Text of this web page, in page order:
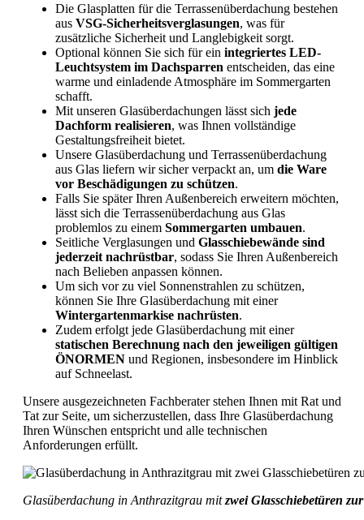
Die Glasplatten für die Terrassenüberdachung bestehen
aus VSG-Sicherheitsverglasungen, was für
zusätzliche Sicherheit und Langlebigkeit sorgt.
Optional können Sie sich für ein integriertes LED-
Leuchtsystem im Dachsparren entscheiden, das eine
warme und einladende Atmosphäre im Sommergarten
schafft.
Mit unseren Glasüberdachungen lässt sich jede
Dachform realisieren, was Ihnen vollständige
Gestaltungsfreiheit bietet.
Unsere Glasüberdachung und Terrassenüberdachung
aus Glas liefern wir sicher verpackt an, um die Ware
vor Beschädigungen zu schützen.
Falls Sie später Ihren Außenbereich erweitern möchten,
lässt sich die Terrassenüberdachung aus Glas
problemlos zu einem Sommergarten umbauen.
Seitliche Verglasungen und Glasschiebewände sind
jederzeit nachrüstbar, sodass Sie Ihren Außenbereich
nach Belieben anpassen können.
Um sich vor zu viel Sonnenstrahlen zu schützen,
können Sie Ihre Glasüberdachung mit einer
Wintergartenmarkise nachrüsten.
Zudem erfolgt jede Glasüberdachung mit einer
statischen Berechnung nach den jeweiligen gültigen
ÖNORMEN und Regionen, insbesondere im Hinblick
auf Schneelast.
Unsere ausgezeichneten Fachberater stehen Ihnen mit Rat und
Tat zur Seite, um sicherzustellen, dass Ihre Glasüberdachung
Ihren Wünschen entspricht und alle technischen
Anforderungen erfüllt.
Glasüberdachung in Anthrazitgrau mitzwei Glasschiebetüren